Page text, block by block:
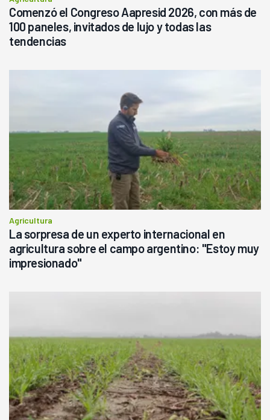
Comenzó el Congreso Aapresid 2026, con más de
100 paneles, invitados de lujo y todas las
tendencias
Agricultura
La sorpresa de un experto internacional en
agricultura sobre el campo argentino: "Estoy muy
impresionado"